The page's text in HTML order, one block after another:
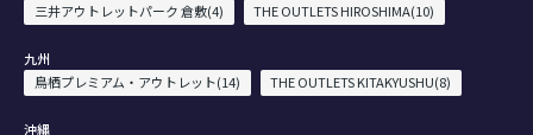
三井アウトレットパーク 倉敷(4)
THE OUTLETS HIROSHIMA(10)
九州
鳥栖プレミアム・アウトレット(14)
THE OUTLETS KITAKYUSHU(8)
沖縄